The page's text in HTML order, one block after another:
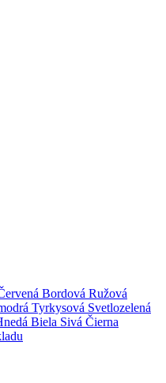
Bordová Ružová
Tyrkysová Svetlozelená
Biela Sivá Čierna